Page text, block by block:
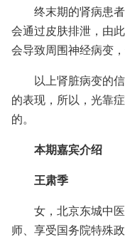
终末期的肾病患
会通过皮肤排泄，由
会导致周围神经病变
以上肾脏病变的
的表现，所以，光靠
的。
本期嘉宾介绍
王肃季
女，北京东城中
师、享受国务院特殊